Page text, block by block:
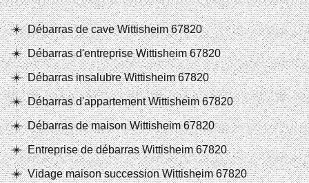
Débarras de cave Wittisheim 67820
Débarras d'entreprise Wittisheim 67820
Débarras insalubre Wittisheim 67820
Débarras d'appartement Wittisheim 67820
Débarras de maison Wittisheim 67820
Entreprise de débarras Wittisheim 67820
Vidage maison succession Wittisheim 67820